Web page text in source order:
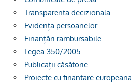
Transparenta decizionala
Evidența persoanelor
Finanțări rambursabile
Legea 350/2005
Publicații căsătorie
Proiecte cu finantare europeana